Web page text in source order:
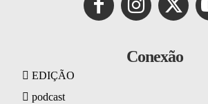
Conexão
EDIÇÃO
podcast